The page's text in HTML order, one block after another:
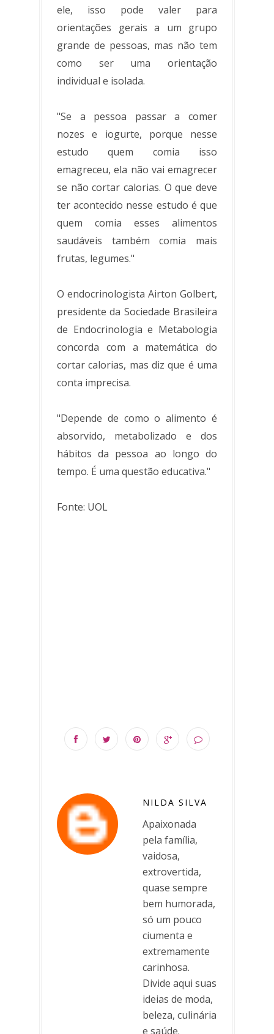
ele, isso pode valer para
orientações gerais a um grupo
grande de pessoas, mas não tem
como ser uma orientação
individual e isolada.
"Se a pessoa passar a comer
nozes e iogurte, porque nesse
estudo quem comia isso
emagreceu, ela não vai emagrecer
se não cortar calorias. O que deve
ter acontecido nesse estudo é que
quem comia esses alimentos
saudáveis também comia mais
frutas, legumes."
O endocrinologista Airton Golbert,
presidente da Sociedade Brasileira
de Endocrinologia e Metabologia
concorda com a matemática do
cortar calorias, mas diz que é uma
conta imprecisa.
"Depende de como o alimento é
absorvido, metabolizado e dos
hábitos da pessoa ao longo do
tempo. É uma questão educativa."
Fonte: UOL
NILDA SILVA
Apaixonada
pela família,
vaidosa,
extrovertida,
quase sempre
bem humorada,
só um pouco
ciumenta e
extremamente
carinhosa.
Divide aqui suas
ideias de moda,
beleza, culinária
e saúde.